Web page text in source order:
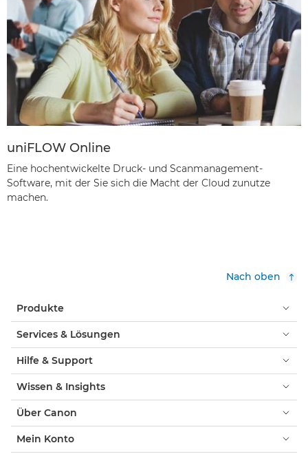
uniFLOW Online
Eine hochentwickelte Druck- und Scanmanagement-
Software, mit der Sie sich die Macht der Cloud zunutze
machen.
Nach oben
Produkte
Services & Lösungen
Hilfe & Support
Wissen & Insights
Über Canon
Mein Konto